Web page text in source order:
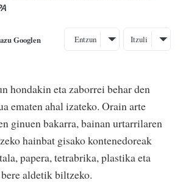
Googlen Entzun Itzuli
hondakin eta zaborrei behar den
ematen ahal izateko. Orain arte
ginuen bakarra, bainan urtarrilaren
hainbat gisako kontenedoreak
papera, tetrabrika, plastika eta
aldetik biltzeko.